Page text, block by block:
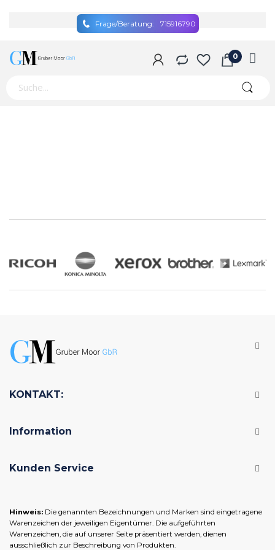
Frage/Beratung: 715916790
KONTAKT:
Information
Kunden Service
Hinweis: Die genannten Bezeichnungen und Marken sind eingetragene
Warenzeichen der jeweiligen Eigentümer. Die aufgeführten
Warenzeichen, die auf unserer Seite präsentiert werden, dienen
ausschließlich zur Beschreibung von Produkten.